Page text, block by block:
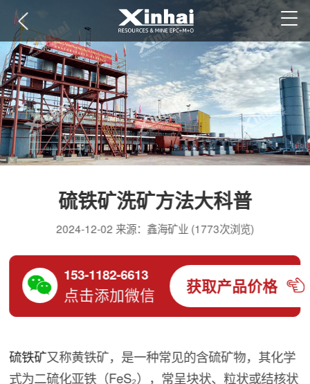
硫铁矿洗矿方法大科普
2024-12-02 来源：鑫海矿业 (1773次浏览)
153-1182-6613
点击添加微信 获取产品价格
硫铁矿又称黄铁矿，是一种常见的含硫矿物，其化学
式为二硫化亚铁（FeS₂），常呈块状、粒状或结核状